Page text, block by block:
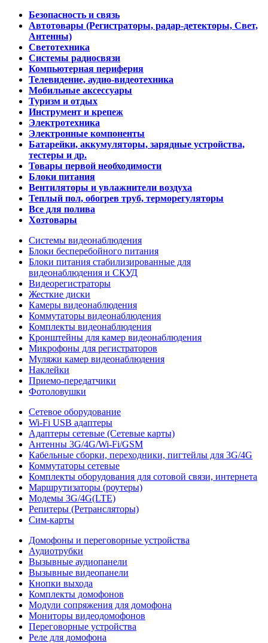
Безопасность и связь
Автотовары (Регистраторы, радар-детекторы, Свет,
Антенны)
Светотехника
Системы радиосвязи
Компьютерная периферия
Телевидение, аудио-видеотехника
Мобильные аксессуары
Туризм и отдых
Инструмент и крепеж
Электротехника
Электронные компоненты
Батарейки, аккумуляторы, зарядные устройства,
тестеры и др.
Товары первой необходимости
Блоки питания
Вентиляторы и увлажнители воздуха
Теплый пол, обогрев труб, терморегуляторы
Все для полива
Хозтовары
Системы видеонаблюдения
Блоки бесперебойного питания
Блоки питания стабилизированные для
видеонаблюдения и СКУД
Видеорегистраторы
Жесткие диски
Камеры видеонаблюдения
Коммутаторы видеонаблюдения
Комплекты видеонаблюдения
Кронштейны для камер видеонаблюдения
Микрофоны для регистраторов
Муляжи камер видеонаблюдения
Наклейки
Приемо-передатчики
Фотоловушки
Сетевое оборудование
Wi-Fi USB адаптеры
Адаптеры сетевые (Сетевые карты)
Антенны 3G/4G/Wi-Fi/GSM
Кабельные сборки, переходники, пигтейлы для 3G/4G
Коммутаторы сетевые
Комплекты оборудования для сотовой связи, интернета
Маршрутизаторы (роутеры)
Модемы 3G/4G(LTE)
Репитеры (Ретрансляторы)
Сим-карты
Домофоны и переговорные устройства
Аудиотрубки
Вызывные аудиопанели
Вызывные видеопанели
Кнопки выхода
Комплекты домофонов
Модули сопряжения для домофона
Мониторы видеодомофонов
Переговорные устройства
Реле для домофона